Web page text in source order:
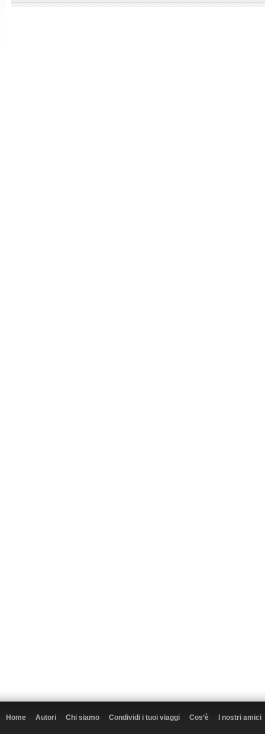
Home Autori Chi siamo Condividi i tuoi viaggi Cos’è I nostri amici